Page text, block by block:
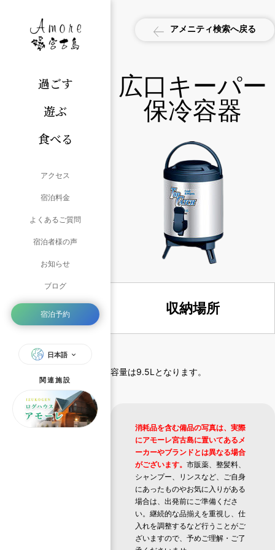
過ごす
遊ぶ
食べる
アクセス
宿泊料金
よくあるご質問
宿泊者様の声
お知らせ
ブログ
宿泊予約
日本語
関連施設
アメニティ検索へ戻る
広口キーパー
保冷容器
収納場所
容量は9.5Lとなります。
消耗品を含む備品の写真は、実際
にアモーレ宮古島に置いてあるメ
ーカーやブランドとは異なる場合
がございます。 市販薬、整髪料、
シャンプー、リンスなど、ご自身
にあったものやお気に入りがある
場合は、出発前にご準備くださ
い。継続的な品揃えを重視し、仕
入れを調整するなど行うことがご
ざいますので、予めご理解・ご了